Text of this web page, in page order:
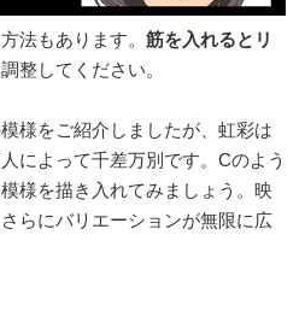
法もあります。 筋を入れるとリ
整してください。
様をご紹介しましたが、虹彩は
によって千差万別です。Cのよう
様を描き入れてみましょう。映
らにバリエーションが無限に広